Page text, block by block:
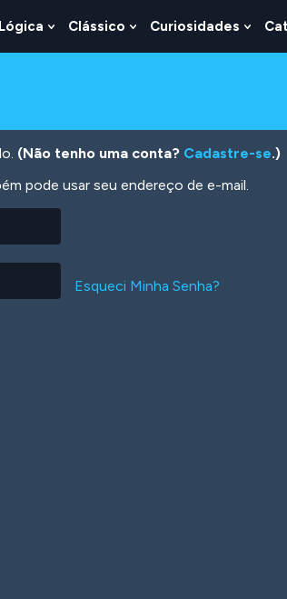
Lógica Show
Submenu
Clássico Show
Submenu
Curiosidades
(Não tenho uma conta? Cadastre-se.)
pode usar seu endereço de e-mail.
Esqueci Minha Senha?